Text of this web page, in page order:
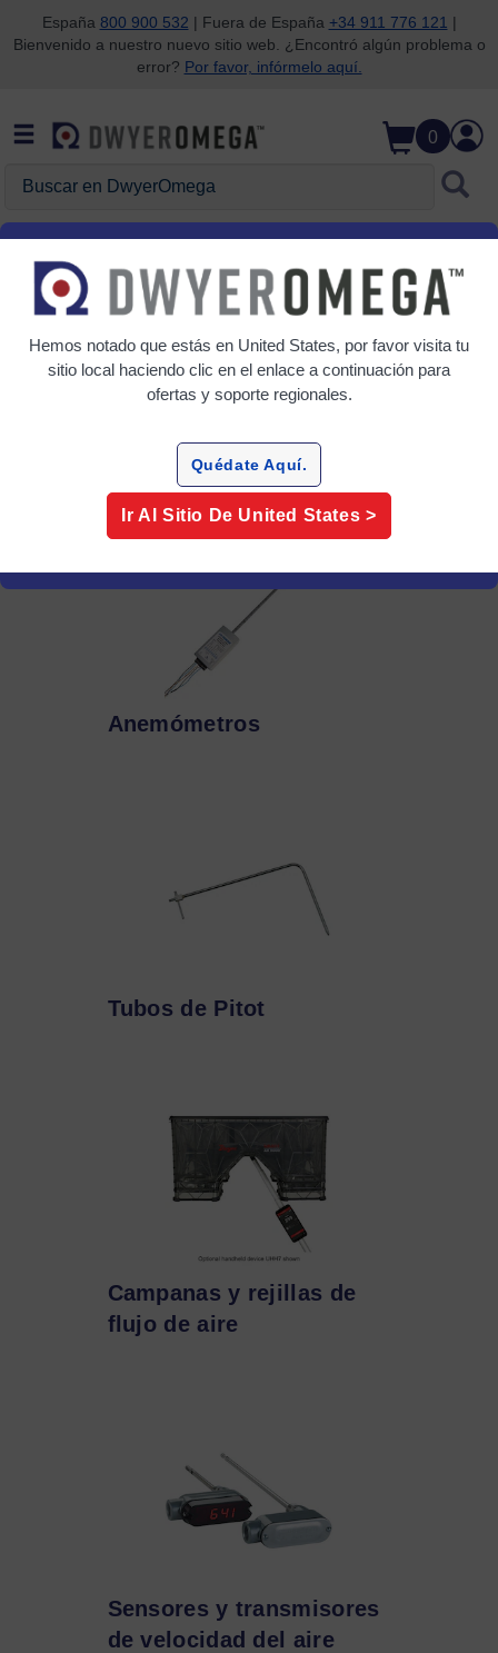
Saltar a la búsqueda
Saltar al contenido principal
Saltar a la navegación
España 800 900 532 | Fuera de España +34 911 776 121 |
Bienvenido a nuestro nuevo sitio web. ¿Encontró algún problema o
error? Por favor, infórmelo aquí.
0
Inicio
Calidad del aire
Velocidad del aire y flujo de aire
Velocidad del aire y flujo de aire
Anemómetros
Tubos de Pitot
Campanas y rejillas de
flujo de aire
Sensores y transmisores
de velocidad del aire
Hemos notado que estás en United States, por favor visita tu
sitio local haciendo clic en el enlace a continuación para
ofertas y soporte regionales.
Quédate Aquí.
Ir Al Sitio De United States >